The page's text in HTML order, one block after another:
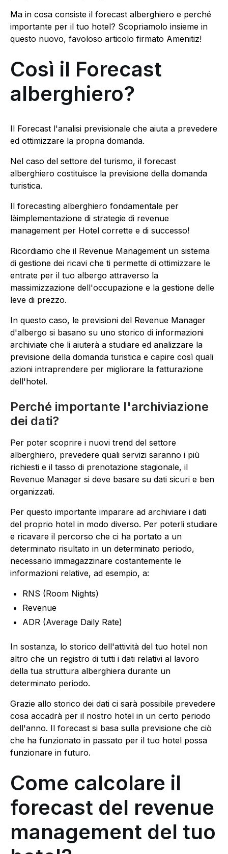
Ma in cosa consiste il forecast alberghiero e perché
importante per il tuo hotel? Scopriamolo insieme in
questo nuovo, favoloso articolo firmato Amenitiz!
Così il Forecast
alberghiero?
Il Forecast l'analisi previsionale che aiuta a prevedere
ed ottimizzare la propria domanda.
Nel caso del settore del turismo, il forecast
alberghiero costituisce la previsione della domanda
turistica.
Il forecasting alberghiero fondamentale per
làimplementazione di strategie di revenue
management per Hotel corrette e di successo!
Ricordiamo che il Revenue Management un sistema
di gestione dei ricavi che ti permette di ottimizzare le
entrate per il tuo albergo attraverso la
massimizzazione dell'occupazione e la gestione delle
leve di prezzo.
In questo caso, le previsioni del Revenue Manager
d'albergo si basano su uno storico di informazioni
archiviate che li aiuterà a studiare ed analizzare la
previsione della domanda turistica e capire così quali
azioni intraprendere per migliorare la fatturazione
dell'hotel.
Perché importante l'archiviazione
dei dati?
Per poter scoprire i nuovi trend del settore
alberghiero, prevedere quali servizi saranno i più
richiesti e il tasso di prenotazione stagionale, il
Revenue Manager si deve basare su dati sicuri e ben
organizzati.
Per questo importante imparare ad archiviare i dati
del proprio hotel in modo diverso. Per poterli studiare
e ricavare il percorso che ci ha portato a un
determinato risultato in un determinato periodo,
necessario immagazzinare costantemente le
informazioni relative, ad esempio, a:
RNS (Room Nights)
Revenue
ADR (Average Daily Rate)
In sostanza, lo storico dell'attività del tuo hotel non
altro che un registro di tutti i dati relativi al lavoro
della tua struttura alberghiera durante un
determinato periodo.
Grazie allo storico dei dati ci sarà possibile prevedere
cosa accadrà per il nostro hotel in un certo periodo
dell'anno. Il forecast si basa sulla previsione che ciò
che ha funzionato in passato per il tuo hotel possa
funzionare in futuro.
Come calcolare il
forecast del revenue
management del tuo